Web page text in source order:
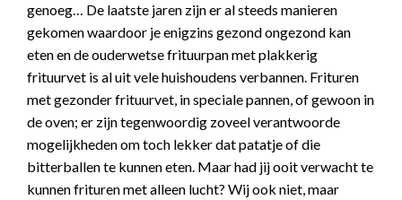
genoeg… De laatste jaren zijn er al steeds manieren
gekomen waardoor je enigzins gezond ongezond kan
eten en de ouderwetse frituurpan met plakkerig
frituurvet is al uit vele huishoudens verbannen. Frituren
met gezonder frituurvet, in speciale pannen, of gewoon in
de oven; er zijn tegenwoordig zoveel verantwoorde
mogelijkheden om toch lekker dat patatje of die
bitterballen te kunnen eten. Maar had jij ooit verwacht te
kunnen frituren met alleen lucht? Wij ook niet, maar